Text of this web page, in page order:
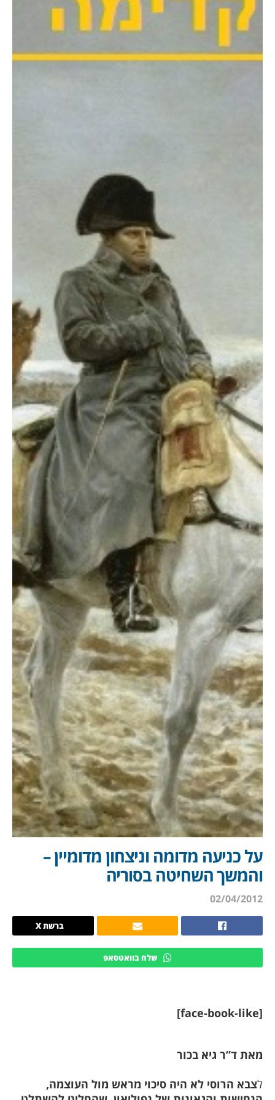
כניעה מדומה וניצחון מדומיין –
השחיטה בסוריה
02/04/
ברשת X
שלח בוואטסאפ
ד”ר גיא בכור
צבא הרוסי לא היה סיכוי מראש מול העוצמה,